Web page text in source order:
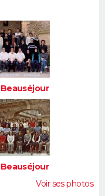
Voir ses photos